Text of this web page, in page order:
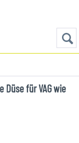
Düse für VAG wie